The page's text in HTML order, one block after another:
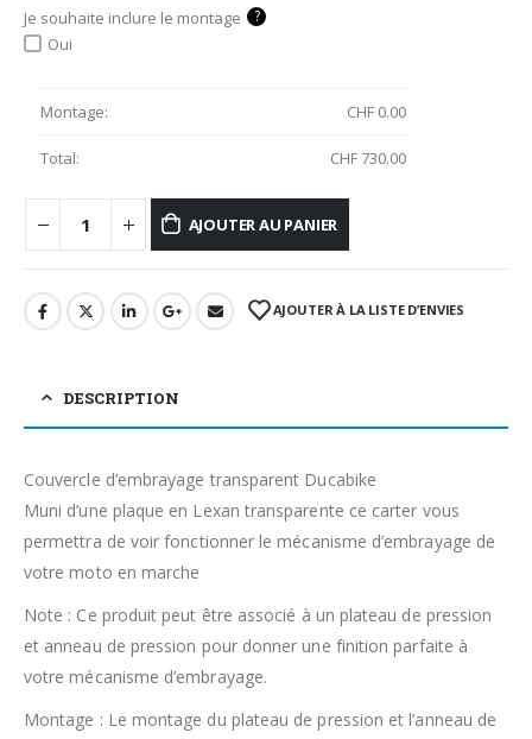
Je souhaite inclure le montage ?
Oui
Montage: CHF 0.00
Total: CHF 730.00
AJOUTER AU PANIER
AJOUTER À LA LISTE D’ENVIES
DESCRIPTION
Couvercle d’embrayage transparent Ducabike
Muni d’une plaque en Lexan transparente ce carter vous
permettra de voir fonctionner le mécanisme d’embrayage de
votre moto en marche
Note : Ce produit peut être associé à un plateau de pression
et anneau de pression pour donner une finition parfaite à
votre mécanisme d’embrayage.
Montage : Le montage du plateau de pression et l’anneau de